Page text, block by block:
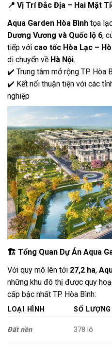
📍 Vị Trí Đắc Địa – Hai Mặt
Aqua Garden Hòa Bình tọa
Dương Vương và Quốc lộ 6,
tiếp với cao tốc Hòa Lạc –
di chuyển về Hà Nội.
✔️ Trung tâm mở rộng TP. Hòa
✔️ Kết nối thuận tiện với các
nghiệp
🏗 Tổng Quan Dự Án Aqua
Với quy mô lên tới 27,2 ha,
những khu đô thị được quy
cấp bậc nhất TP. Hòa Bình:
LOẠI HÌNH SỐ LƯỢNG
Đất nền 378 lô